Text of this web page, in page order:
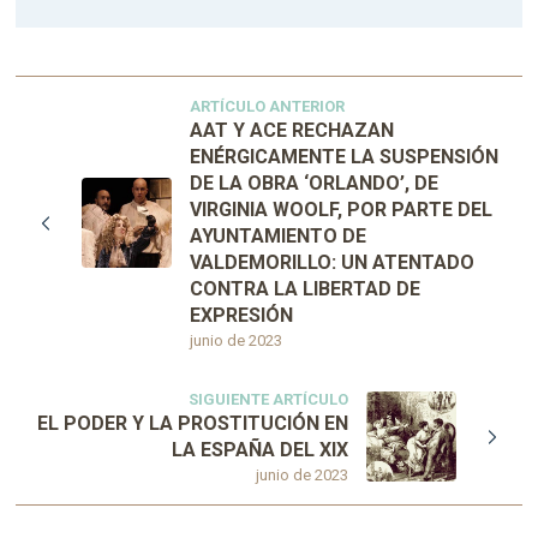
ARTÍCULO ANTERIOR
junio de 2023
AAT Y ACE RECHAZAN
ENÉRGICAMENTE LA SUSPENSIÓN
DE LA OBRA ‘ORLANDO’, DE
VIRGINIA WOOLF, POR PARTE DEL
AYUNTAMIENTO DE
VALDEMORILLO: UN ATENTADO
CONTRA LA LIBERTAD DE
EXPRESIÓN
SIGUIENTE ARTÍCULO
junio de 2023
EL PODER Y LA PROSTITUCIÓN EN
LA ESPAÑA DEL XIX